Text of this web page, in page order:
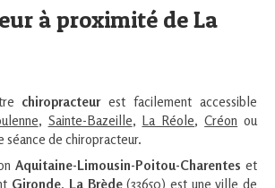
à proximité de La
chiropracteurest facilement accessible
, Sainte-Bazeille, La Réole,Créon ou
séance de chiropracteur.
Aquitaine-Limousin-Poitou-Charentes et
Gironde, La Brède(33650) est une ville de